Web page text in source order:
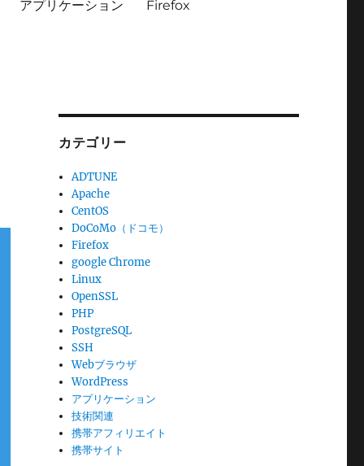
アプリケーション Firefox
カテゴリー
ADTUNE
Apache
CentOS
DoCoMo（ドコモ）
Firefox
google Chrome
Linux
OpenSSL
PHP
PostgreSQL
SSH
Webブラウザ
WordPress
アプリケーション
技術関連
携帯アフィリエイト
携帯サイト